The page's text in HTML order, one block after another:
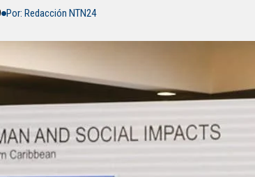
Por: Redacción NTN24